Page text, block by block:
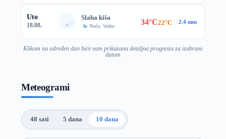
Uto
18.08.
Slaba kiša
Noću: Vedro 34°C22°C 2.4 mm
Klikom na određen dan biće vam prikazana detaljna prognoza za izabrani
datum
Meteogrami
48 sati 5 dana 10 dana